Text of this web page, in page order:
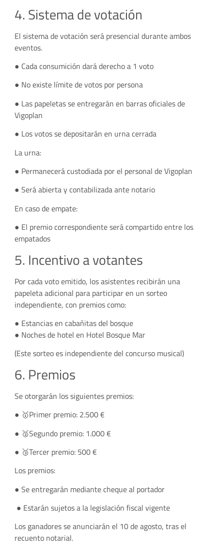
4. Sistema de votación
El sistema de votación será presencial durante ambos
eventos.
● Cada consumición dará derecho a 1 voto
● No existe límite de votos por persona
● Las papeletas se entregarán en barras oficiales de
Vigoplan
● Los votos se depositarán en urna cerrada
La urna:
● Permanecerá custodiada por el personal de Vigoplan
● Será abierta y contabilizada ante notario
En caso de empate:
● El premio correspondiente será compartido entre los
empatados
5. Incentivo a votantes
Por cada voto emitido, los asistentes recibirán una
papeleta adicional para participar en un sorteo
independiente, con premios como:
● Estancias en cabañitas del bosque
● Noches de hotel en Hotel Bosque Mar
(Este sorteo es independiente del concurso musical)
6. Premios
Se otorgarán los siguientes premios:
● 🥇Primer premio: 2.500 €
● 🥈Segundo premio: 1.000 €
● 🥉Tercer premio: 500 €
Los premios:
● Se entregarán mediante cheque al portador
● Estarán sujetos a la legislación fiscal vigente
Los ganadores se anunciarán el 10 de agosto, tras el
recuento notarial.